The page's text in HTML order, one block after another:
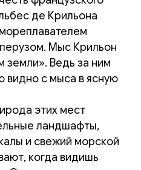
де Крильона
Мыс Крильон
земли». Ведь за ним
видно с мыса в ясную
этих мест
ландшафты,
и свежий морской
когда видишь